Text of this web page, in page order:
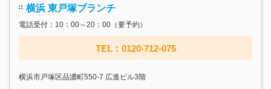
横浜 東戸塚ブランチ
電話受付：10：00～20：00（要予約）
TEL：0120-712-075
横浜市戸塚区品濃町550-7 広進ビル3階